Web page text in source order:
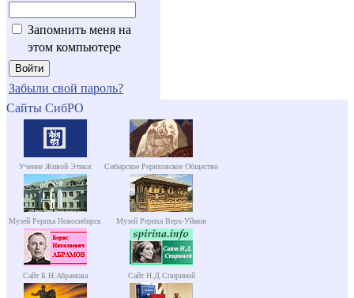
Запомнить меня на
этом компьютере
Забыли свой пароль?
Сайты СибРО
Учение Живой Этики Сибирское Рериховское Общество
Музей Рериха Новосибирск Музей Рериха Верх-Уймон
Сайт Б.Н.Абрамова Сайт Н.Д.Спириной